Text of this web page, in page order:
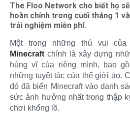
The Floo Network cho biết họ
hoàn chỉnh trong cuối tháng 1
trải nghiệm miễn phí.
Một trong những thú vui
Minecraft chính là xây dựng
hùng vĩ của riêng mình, bao
những tuyệt tác của thế giới ảo.
đó đã biến Minecraft vào danh
sức ảnh hưởng nhất trong thập
chơi khổng lồ.